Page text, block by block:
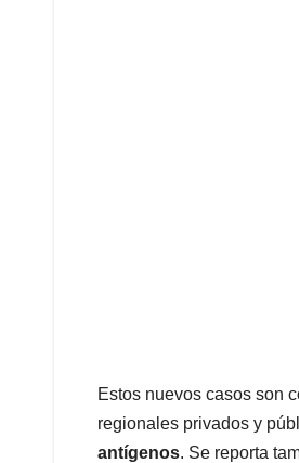
Estos nuevos casos son
regionales privados y
antígenos. Se reporta